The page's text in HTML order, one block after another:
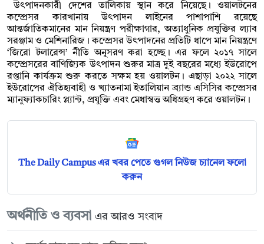
উৎপাদনকারী দেশের তালিকায় স্থান করে নিয়েছে। ওয়ালটনের
কম্প্রেসর কারখানায় উৎপাদন লাইনের পাশাপাশি রয়েছে
আন্তর্জাতিকমানের মান নিয়ন্ত্রণ পরীক্ষাগার, অত্যাধুনিক প্রযুক্তির ল্যাব
সরঞ্জাম ও মেশিনারিজ। কম্প্রেসর উৎপাদনের প্রতিটি ধাপে মান নিয়ন্ত্রণে
‘জিরো টলারেন্স’ নীতি অনুসরণ করা হচ্ছে। এর ফলে ২০১৭ সালে
কম্প্রেসরের বাণিজ্যিক উৎপাদন শুরুর মাত্র দুই বছরের মধ্যে ইউরোপে
রপ্তানি কার্যক্রম শুরু করতে সক্ষম হয় ওয়ালটন। এছাড়া ২০২২ সালে
ইউরোপের ঐতিহ্যবাহী ও খ্যাতনামা ইতালিয়ান ব্র্যান্ড এসিসির কম্প্রেসর
ম্যানুফ্যাকচারিং প্ল্যান্ট, প্রযুক্তি এবং মেধাস্বত্ত অধিগ্রহণ করে ওয়ালটন।
The Daily Campus এর খবর পেতে গুগল নিউজ চ্যানেল ফলো
করুন
অর্থনীতি ও ব্যবসা এর আরও সংবাদ